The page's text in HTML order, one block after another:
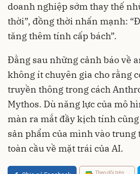
doanh nghiệp sớm thay thế
thời”, đồng thời nhấn mạnh:
tăng thêm tính cấp bách”.
Đằng sau những cảnh báo về
không ít chuyên gia cho rằng
truyền thông trong cách
Mythos. Dù năng lực của mô
màn ra mắt đầy kịch tính
sản phẩm của mình vào trung
toàn cầu về mặt trái của AI.
Theo dõi trên